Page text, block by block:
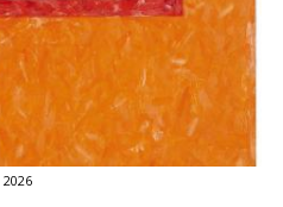
2026